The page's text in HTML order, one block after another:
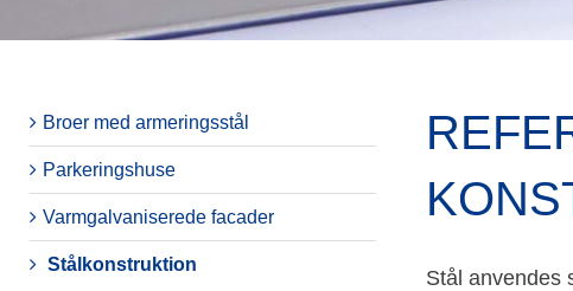
Broer med armeringsstål
Parkeringshuse
Varmgalvaniserede facader
Stålkonstruktion
Stål anvendes